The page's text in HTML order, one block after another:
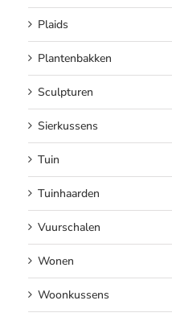
Plaids
Plantenbakken
Sculpturen
Sierkussens
Tuin
Tuinhaarden
Vuurschalen
Wonen
Woonkussens